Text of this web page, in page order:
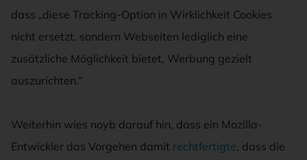
dass „diese Tracking-Option in Wirklichkeit Cookies
nicht ersetzt, sondern Webseiten lediglich eine
zusätzliche Möglichkeit bietet, Werbung gezielt
auszurichten.“
Weiterhin wies noyb darauf hin, dass ein Mozilla-
Entwickler das Vorgehen damit rechtfertigte, dass die